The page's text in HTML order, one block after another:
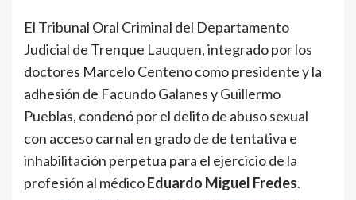
El Tribunal Oral Criminal del Departamento
Judicial de Trenque Lauquen, integrado por los
doctores Marcelo Centeno como presidente y la
adhesión de Facundo Galanes y Guillermo
Pueblas, condenó por el delito de abuso sexual
con acceso carnal en grado de de tentativa e
inhabilitación perpetua para el ejercicio de la
profesión al médicoEduardo Miguel Fredes.